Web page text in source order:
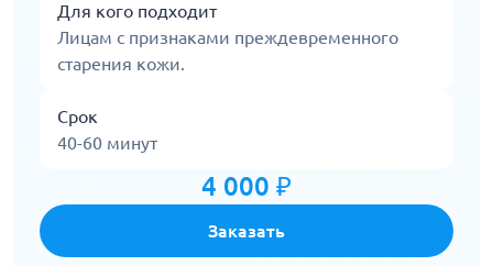
Для кого подходит
Лицам с признаками преждевременного
старения кожи.
Срок
40-60 минут
4 000 ₽
Заказать